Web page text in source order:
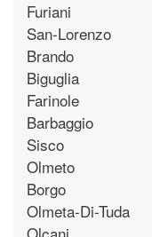
Furiani
San-Lorenzo
Brando
Biguglia
Farinole
Barbaggio
Sisco
Olmeto
Borgo
Olmeta-Di-Tuda
Olcani